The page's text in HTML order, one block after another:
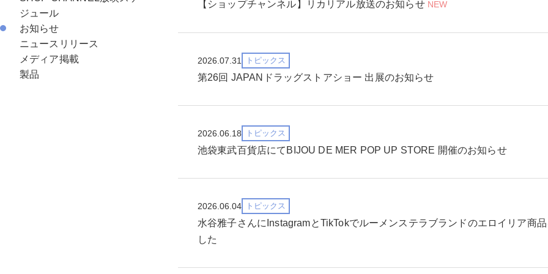
ジュール
お知らせ
ニュースリリース
メディア掲載
製品
【ショップチャンネル】リカリアル放送のお知らせ NEW
2026.07.31 トピックス
第26回 JAPANドラッグストアショー 出展のお知らせ
2026.06.18 トピックス
池袋東武百貨店にてBIJOU DE MER POP UP STORE 開催のお知らせ
2026.06.04 トピックス
水谷雅子さんにInstagramとTikTokでルーメンステラブランドのエロイリア商
した